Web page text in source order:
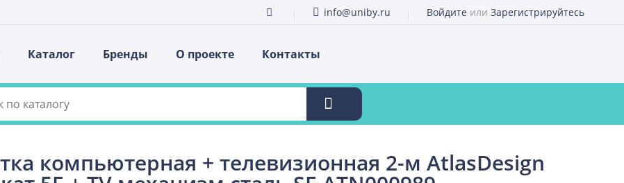
info@uniby.ru Войдите или Зарегистрируйтесь
Каталог Бренды О проекте Контакты
компьютерная + телевизионная 2-м AtlasDesign